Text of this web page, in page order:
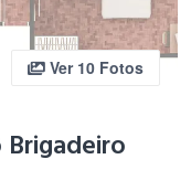
Ver 10 Fotos